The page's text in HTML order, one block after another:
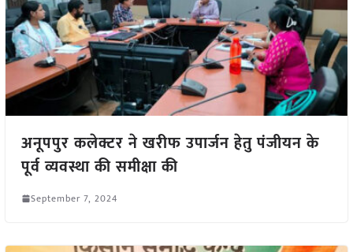
अनूपपुर कलेक्टर ने खरीफ उपार्जन हेतु पंजीयन के
पूर्व व्यवस्था की समीक्षा की
September 7, 2024